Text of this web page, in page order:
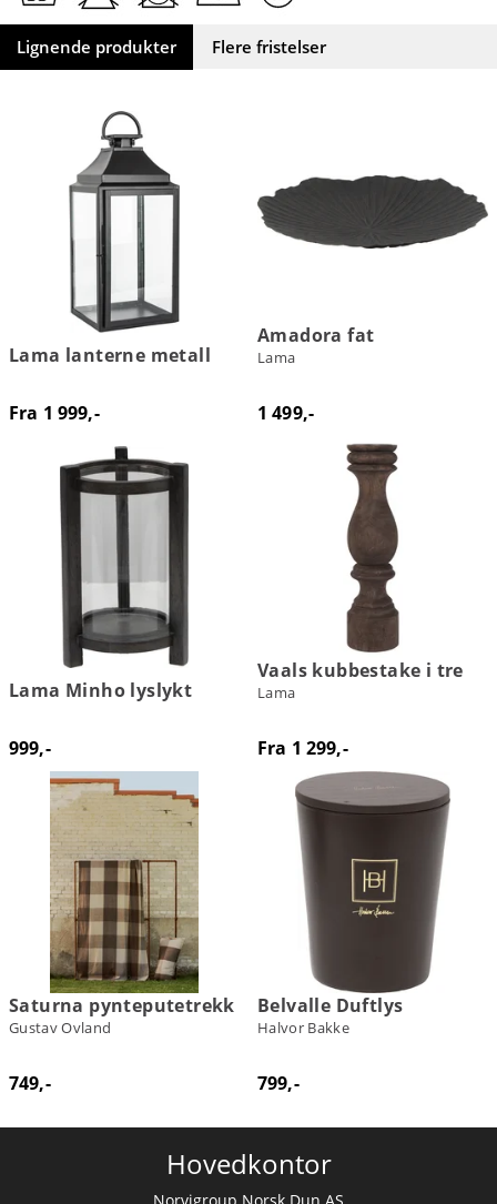
Lignende produkter Flere fristelser
Lama lanterne metall
Fra 1 999,-
Amadora fat
Lama
1 499,-
Lama Minho lyslykt
999,-
Vaals kubbestake i tre
Lama
Fra 1 299,-
Saturna pynteputetrekk
Gustav Ovland
749,-
Belvalle Duftlys
Halvor Bakke
799,-
Hovedkontor